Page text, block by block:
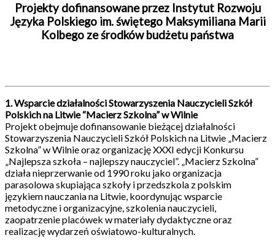
Projekty dofinansowane przez Instytut Rozwoju
Języka Polskiego im. świętego Maksymiliana Marii
Kolbego ze środków budżetu państwa
1. Wsparcie działalności Stowarzyszenia Nauczycieli Szkół
Polskich na Litwie “Macierz Szkolna” w Wilnie
Projekt obejmuje dofinansowanie bieżącej działalności
Stowarzyszenia Nauczycieli Szkół Polskich na Litwie „Macierz
Szkolna” w Wilnie oraz organizację XXXI edycji Konkursu
„Najlepsza szkoła – najlepszy nauczyciel”. „Macierz Szkolna”
działa nieprzerwanie od 1990 roku jako organizacja
parasolowa skupiająca szkoły i przedszkola z polskim
językiem nauczania na Litwie, koordynując wsparcie
metodyczne i organizacyjne, szkolenia nauczycieli,
zaopatrzenie placówek w materiały dydaktyczne oraz
realizację wydarzeń oświatowo-kulturalnych.